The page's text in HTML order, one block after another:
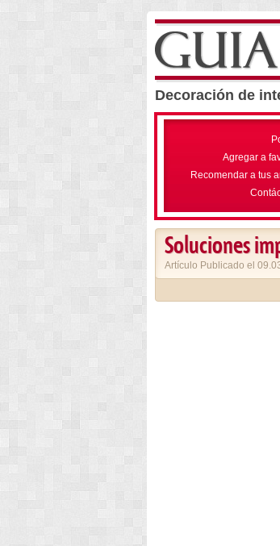
Decoración de
Agregar a
Recomendar a tus
Soluciones
Artículo Publicado el